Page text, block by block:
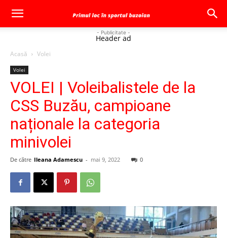
- Publicitate -
Header ad
Acasă Volei
Volei
VOLEI | Voleibalistele de la
CSS Buzău, campioane
naționale la categoria
minivolei
De către Ileana Adamescu - mai 9, 2022 0